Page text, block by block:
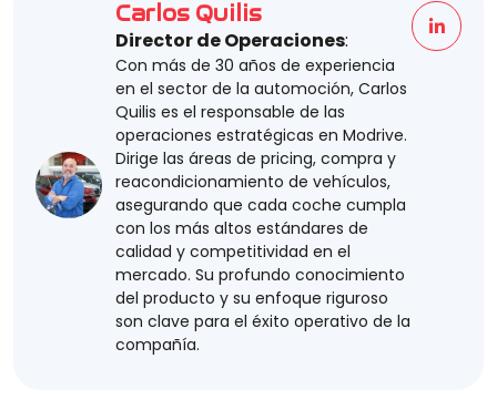
Carlos Quilis
Director de Operaciones:
Con más de 30 años de experiencia
en el sector de la automoción, Carlos
Quilis es el responsable de las
operaciones estratégicas en Modrive.
Dirige las áreas de pricing, compra y
reacondicionamiento de vehículos,
asegurando que cada coche cumpla
con los más altos estándares de
calidad y competitividad en el
mercado. Su profundo conocimiento
del producto y su enfoque riguroso
son clave para el éxito operativo de la
compañía.